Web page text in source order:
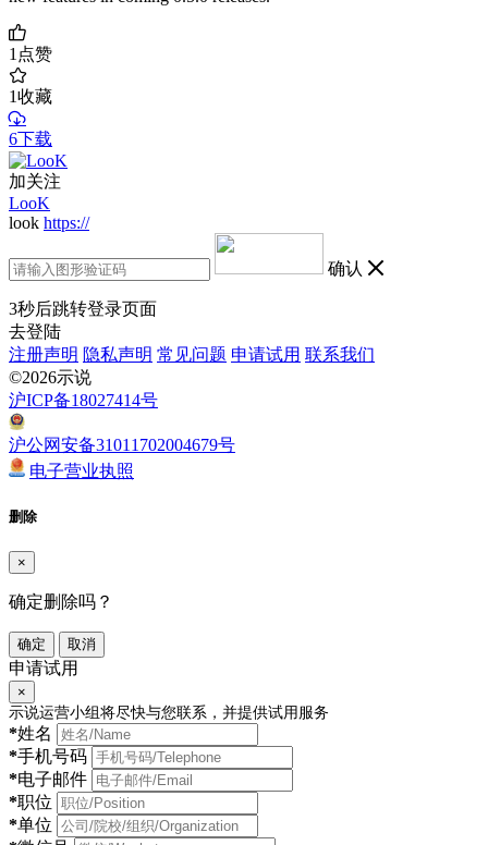
1点赞
1收藏
6下载
加关注
LooK
look https://
确认
3秒后跳转登录页面
去登陆
注册声明 隐私声明 常见问题 申请试用 联系我们
©2026示说
沪ICP备18027414号
沪公网安备31011702004679号
电子营业执照
删除
×
确定删除吗？
确定 取消
申请试用
×
示说运营小组将尽快与您联系，并提供试用服务
*姓名
*手机号码
*电子邮件
*职位
*单位